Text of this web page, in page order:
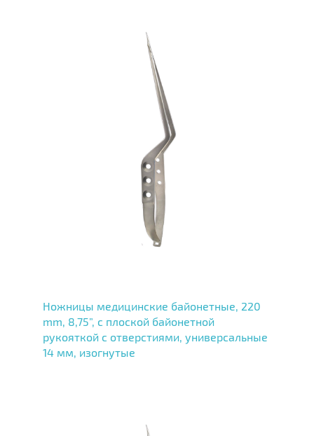
Ножницы медицинские байонетные, 220
mm, 8,75”, с плоской байонетной
рукояткой с отверстиями, универсальные
14 мм, изогнутые